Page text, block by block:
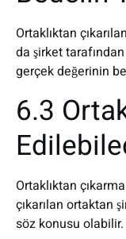
Ortaklıktan
da şirket tarafından
gerçek değerinin
6.3
Ortaklıktan
çıkarılan ortaktan
söz konusu olabilir.